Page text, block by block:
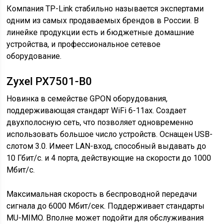
Компания TP-Link стабильно называется экспертами
одним из самых продаваемых брендов в России. В
линейке продукции есть и бюджетные домашние
устройства, и профессиональное сетевое
оборудование.
Zyxel PX7501-B0
Новинка в семействе GPON оборудования,
поддерживающая стандарт WiFi 6-11ax. Создает
двухполосную сеть, что позволяет одновременно
использовать большое число устройств. Оснащен USB-
слотом 3.0. Имеет LAN-вход, способный выдавать до
10 Гбит/с. и 4 порта, действующие на скорости до 1000
Мбит/с.
Максимальная скорость в беспроводной передачи
сигнала до 6000 Мбит/сек. Поддерживает стандарты
MU-MIMO. Вполне может подойти для обслуживания